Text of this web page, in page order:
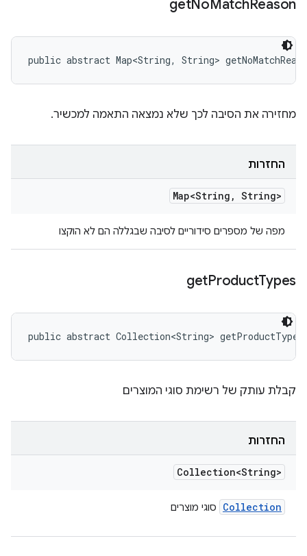
getNoMatchReason
public abstract Map<String, String>
מחזירה את הסיבה לכך שלא נמצאה התאמה למכשיר.
החזרות
Map<String , String>
מפה של מספרים סידוריים לסיבה שבגללה הם לא הוקצו
getProductTypes
public abstract Collection<String>
קבלת עותק של רשימת סוגי המוצרים
החזרות
Collection<String>
Collection סוגי מוצרים